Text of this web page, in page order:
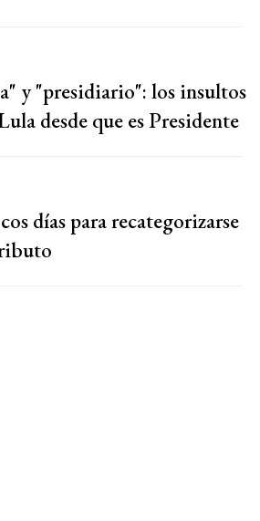
y "presidiario": los insultos
desde que es Presidente
días para recategorizarse